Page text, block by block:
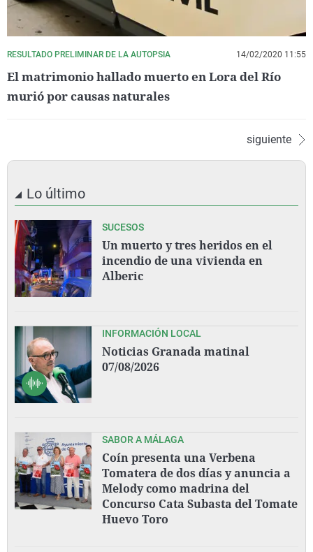
RESULTADO PRELIMINAR DE LA AUTOPSIA 14/02/2020 11:55
El matrimonio hallado muerto en Lora del Río
murió por causas naturales
siguiente
Lo último
SUCESOS
Un muerto y tres heridos en el
incendio de una vivienda en
Alberic
INFORMACIÓN LOCAL
Noticias Granada matinal
07/08/2026
SABOR A MÁLAGA
Coín presenta una Verbena
Tomatera de dos días y anuncia a
Melody como madrina del
Concurso Cata Subasta del Tomate
Huevo Toro